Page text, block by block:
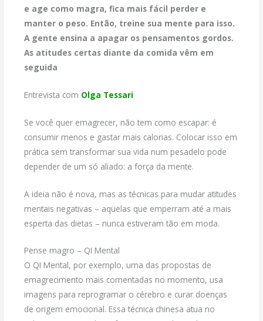
e age como magra, fica mais fácil perder e
manter o peso. Então, treine sua mente para isso.
A gente ensina a apagar os pensamentos gordos.
As atitudes certas diante da comida vêm em
seguida
Entrevista com Olga Tessari
Se você quer emagrecer, não tem como escapar: é
consumir menos e gastar mais calorias. Colocar isso em
prática sem transformar sua vida num pesadelo pode
depender de um só aliado: a força da mente.
A ideia não é nova, mas as técnicas para mudar atitudes
mentais negativas – aquelas que emperram até a mais
esperta das dietas – nunca estiveram tão em moda.
Pense magro – QI Mental
O QI Mental, por exemplo, uma das propostas de
emagrecimento mais comentadas no momento, usa
imagens para reprogramar o cérebro e curar doenças
de origem emocional. Essa técnica chinesa atua no